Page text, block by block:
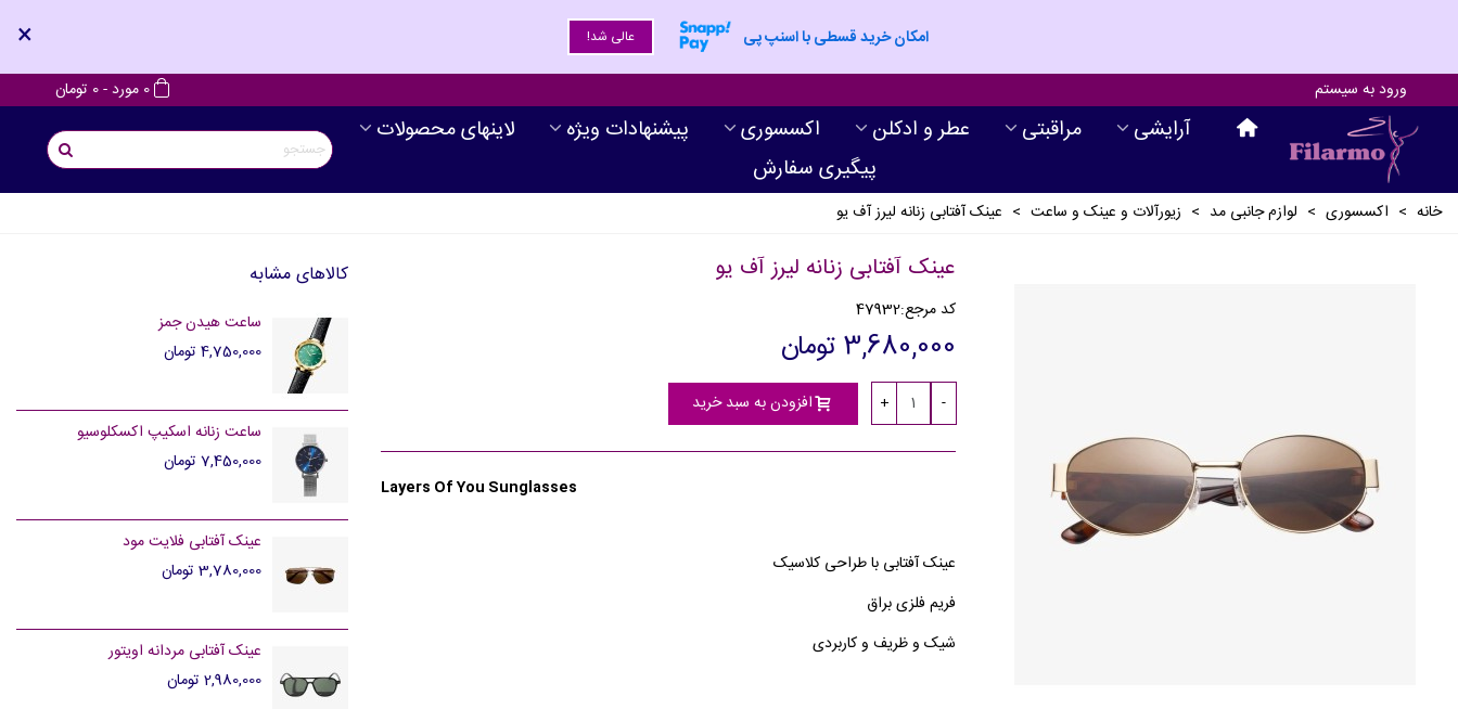
امکان خرید قسطی با اسنپ پی عالی شد! ×
ورود به سیستم 0 مورد-0 تومان
آرايشی مراقبتی عطر و ادکلن اکسسوری پیشنهادات ویژه
لاینهای محصولات
پیگیری سفارش
خانه > اکسسوری > لوازم جانبی مد > زیورآلات و عینک و ساعت > عینک آفتابی زنانه لیرز آف یو
عینک آفتابی زنانه لیرز آف یو
کد مرجع:47932
3,680,000 تومان
-
+ افزودن به سبد خرید
Layers Of You Sunglasses
عینک آفتابی با طراحی کلاسیک
فریم فلزی براق
شیک و ظریف و کاربردی
کالاهای مشابه
ساعت هیدن جمز
4,750,000 تومان
ساعت زنانه اسکیپ اکسکلوسیو
7,450,000 تومان
عینک آفتابی فلایت مود
3,780,000 تومان
عینک آفتابی مردانه اویتور
2,980,000 تومان